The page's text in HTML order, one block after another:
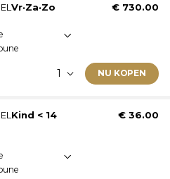
de ticketlijst.
· Zaterdag · Zondag
Vr·Za·Zo € 730.00
NU KOPEN
· Zaterdag · Zondag
Kind < 14
€ 36.00